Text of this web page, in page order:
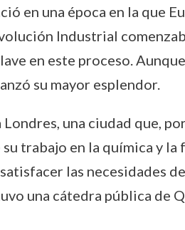
en una época en la que
Industrial
en este proceso.
su mayor esplendor.
una ciudad que,
trabajo en la química y
las necesidades
una cátedra pública de